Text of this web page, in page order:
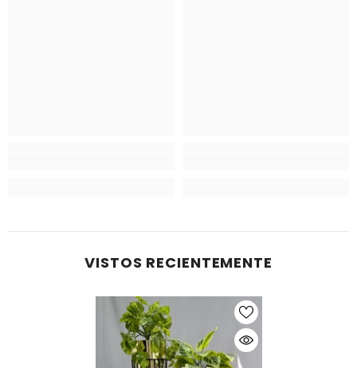
VISTOS RECIENTEMENTE